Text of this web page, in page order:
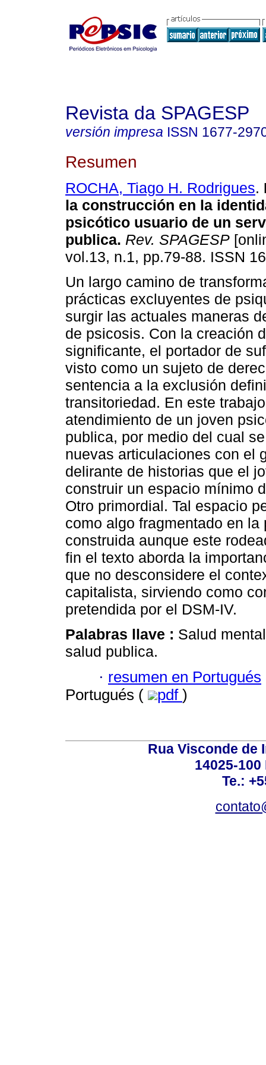
Revista da SPAGESP
versión impresa ISSN 1677-
Resumen
ROCHA, Tiago H. Rodrigues.
la construcción en la
psicótico usuario de un
publica. Rev. SPAGESP
vol.13, n.1, pp.79-88. ISSN
Un largo camino de
prácticas excluyentes de
surgir las actuales maneras
de psicosis. Con la creación
significante, el portador de
visto como un sujeto de
sentencia a la exclusión
transitoriedad. En este
atendimiento de un joven
publica, por medio del cual
nuevas articulaciones con el
delirante de historias que el
construir un espacio mínimo
Otro primordial. Tal espacio
como algo fragmentado en
construida aunque este
fin el texto aborda la
que no desconsidere el
capitalista, sirviendo como
pretendida por el DSM-IV.
Palabras llave : Salud
salud publica.
· resumen en Portugués
Portugués (
pdf )
Rua Visconde de
14025-
Te.: